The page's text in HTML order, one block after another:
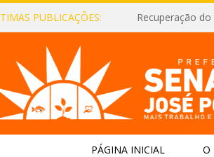
PUBLICAÇÕES: Recuperação
PÁGINA INICIAL O